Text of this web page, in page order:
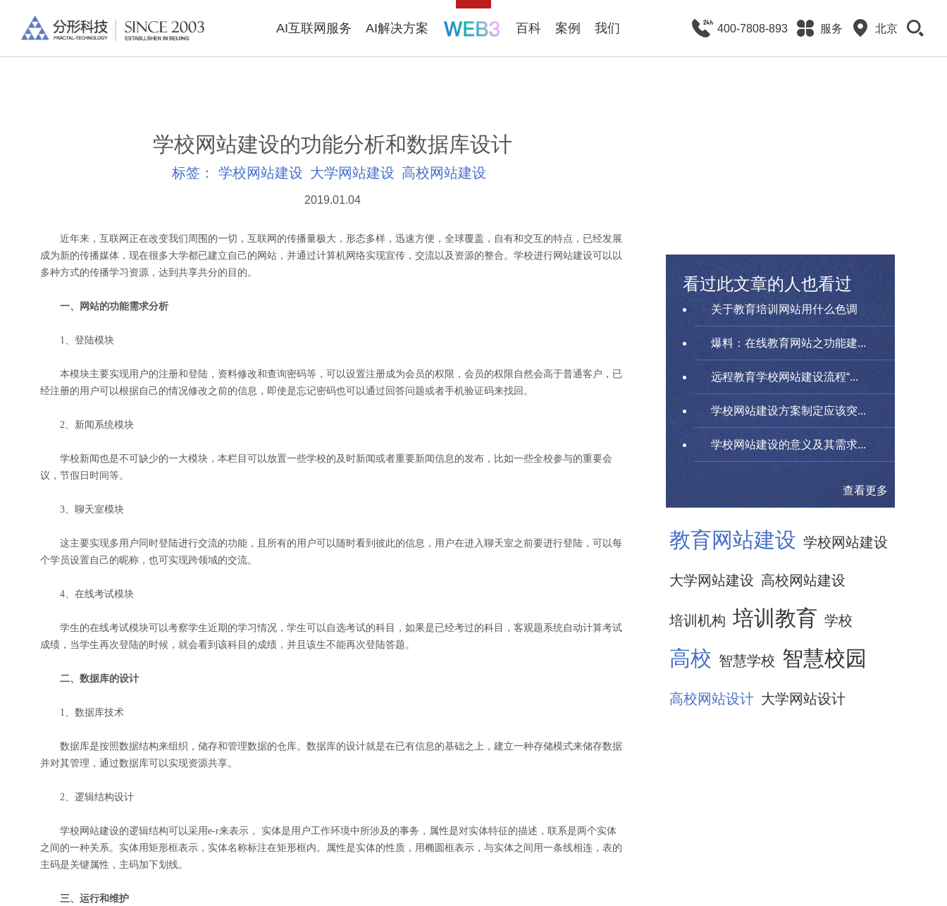
AI互联网服务 AI解决方案 百科 案例 我们 400-7808-893 服务 北京
学校网站建设的功能分析和数据库设计
标签： 学校网站建设 大学网站建设 高校网站建设
2019.01.04
近年来，互联网正在改变我们周围的一切，互联网的传播量极大，形态多样，迅速方便，全球覆盖，自有和交互的特点，已经发展
成为新的传播媒体，现在很多大学都已建立自己的网站，并通过计算机网络实现宣传，交流以及资源的整合。学校进行网站建设可以以
多种方式的传播学习资源，达到共享共分的目的。
一、网站的功能需求分析
1、登陆模块
本模块主要实现用户的注册和登陆，资料修改和查询密码等，可以设置注册成为会员的权限，会员的权限自然会高于普通客户，已
经注册的用户可以根据自己的情况修改之前的信息，即使是忘记密码也可以通过回答问题或者手机验证码来找回。
2、新闻系统模块
学校新闻也是不可缺少的一大模块，本栏目可以放置一些学校的及时新闻或者重要新闻信息的发布，比如一些全校参与的重要会
议，节假日时间等。
3、聊天室模块
这主要实现多用户同时登陆进行交流的功能，且所有的用户可以随时看到彼此的信息，用户在进入聊天室之前要进行登陆，可以每
个学员设置自己的昵称，也可实现跨领域的交流。
4、在线考试模块
学生的在线考试模块可以考察学生近期的学习情况，学生可以自选考试的科目，如果是已经考过的科目，客观题系统自动计算考试
成绩，当学生再次登陆的时候，就会看到该科目的成绩，并且该生不能再次登陆答题。
二、数据库的设计
1、数据库技术
数据库是按照数据结构来组织，储存和管理数据的仓库。数据库的设计就是在已有信息的基础之上，建立一种存储模式来储存数据
并对其管理，通过数据库可以实现资源共享。
2、逻辑结构设计
学校网站建设的逻辑结构可以采用e-r来表示， 实体是用户工作环境中所涉及的事务，属性是对实体特征的描述，联系是两个实体
之间的一种关系。实体用矩形框表示，实体名称标注在矩形框内。属性是实体的性质，用椭圆框表示，与实体之间用一条线相连，表的
主码是关键属性，主码加下划线。
三、运行和维护
看过此文章的人也看过
关于教育培训网站用什么色调
爆料：在线教育网站之功能建...
远程教育学校网站建设流程“...
学校网站建设方案制定应该突...
学校网站建设的意义及其需求...
查看更多
教育网站建设 学校网站建设
大学网站建设 高校网站建设
培训机构 培训教育 学校
高校 智慧学校 智慧校园
高校网站设计 大学网站设计